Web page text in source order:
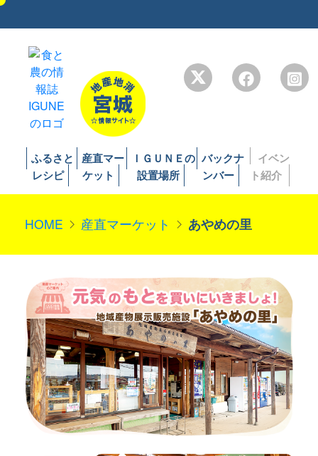
ふるさと
レシピ
産直マー
ケット
ＩＧＵＮＥの
設置場所
バックナ
ンバー
イベン
ト紹介
HOME 産直マーケット あやめの里